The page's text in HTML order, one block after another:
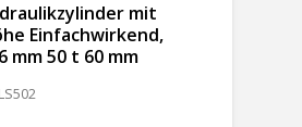
mit
Einfachwirkend,
mm 50 t 60 mm